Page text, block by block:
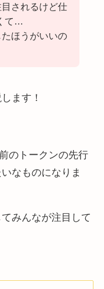
されるけど仕
て…
ほうがいいの
ます！
のトークンの先行
なものになりま
みんなが注目して